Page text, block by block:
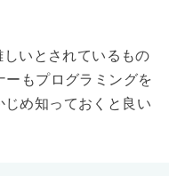
いとされているもの
ーもプログラミングを
め知っておくと良い